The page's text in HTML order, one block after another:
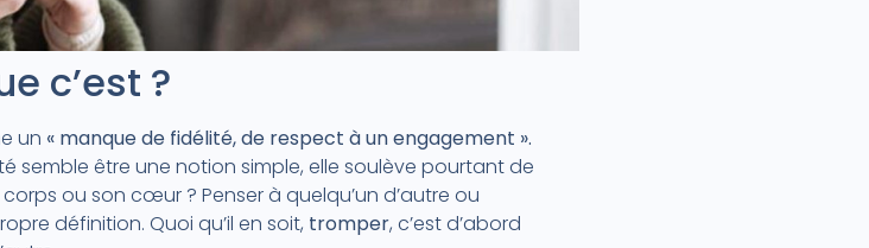
c’est ?
un « manque de fidélité, de respect à un engagement ».
semble être une notion simple, elle soulève pourtant de
ou son cœur ? Penser à quelqu’un d’autre ou
définition. Quoi qu’il en soit, tromper, c’est d’abord